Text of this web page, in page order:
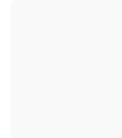
मुख्य सचिव, माध्यमिक